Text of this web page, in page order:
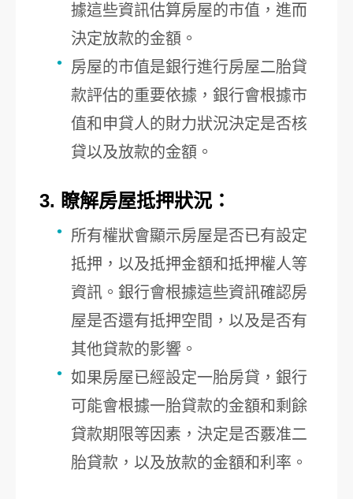
據這些資訊估算房屋的市值，進而
決定放款的金額。
房屋的市值是銀行進行房屋二胎貸
款評估的重要依據，銀行會根據市
值和申貸人的財力狀況決定是否核
貸以及放款的金額。
3. 瞭解房屋抵押狀況：
所有權狀會顯示房屋是否已有設定
抵押，以及抵押金額和抵押權人等
資訊。銀行會根據這些資訊確認房
屋是否還有抵押空間，以及是否有
其他貸款的影響。
如果房屋已經設定一胎房貸，銀行
可能會根據一胎貸款的金額和剩餘
貸款期限等因素，決定是否覈准二
胎貸款，以及放款的金額和利率。